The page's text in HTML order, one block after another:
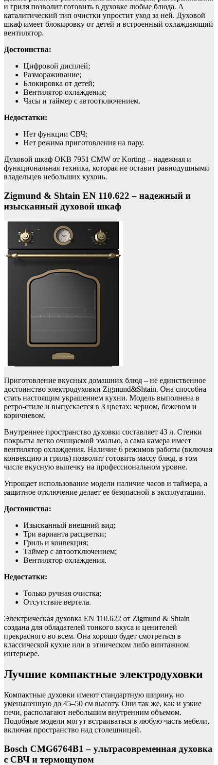
и гриля позволит готовить в духовке любые блюда. А
каталитический тип очистки упростит уход за ней. Духовой
шкаф имеет блокировку от детей и встроенный охлаждающий
вентилятор.
Достоинства:
Цифровой дисплей;
Размораживание;
Блокировка от детей;
Вентилятор охлаждения;
Часы и таймер с автоотключением.
Недостатки:
Нет функции СВЧ;
Нет режима приготовления на пару.
Духовой шкаф OKB 7951 CMW от Korting – надежная и
функциональная техника, которая не оставит равнодушными
владельцев небольших кухонь.
Zigmund & Shtain EN 110.622 – надежный и
изысканный духовой шкаф
Приготовление вкусных домашних блюд – не единственное
достоинство электродуховки Zigmund&Shtain. Она способна
стать настоящим украшением кухни. Модель выполнена в
ретро-стиле и выпускается в 3 цветах: черном, бежевом и
коричневом.
Внутреннее пространство духовки составляет 43 л. Стенки
покрыты легко очищаемой эмалью, а сама камера имеет
вентилятор охлаждения. Наличие 6 режимов работы (включая
конвекцию и гриль) позволит готовить массу блюд, в том
числе вкусную выпечку на профессиональном уровне.
Упрощает использование модели наличие часов и таймера, а
защитное отключение делает ее безопасной в эксплуатации.
Достоинства:
Изысканный внешний вид;
Три варианта расцветки;
Гриль и конвекция;
Таймер с автоотключением;
Вентилятор охлаждения.
Недостатки:
Только ручная очистка;
Отсутствие вертела.
Электрическая духовка EN 110.622 от Zigmund & Shtain
создана для обладателей тонкого вкуса и ценителей
прекрасного во всем. Она хорошо будет смотреться в
классической кухне или в этническом либо винтажном
интерьере.
Лучшие компактные электродуховки
Компактные духовки имеют стандартную ширину, но
уменьшенную до 45–50 см высоту. Они так же, как и узкие
печи, располагают небольшим внутренним объемом.
Подобные модели могут встраиваться в любую часть мебели,
включая пространство над столешницей.
Bosch CMG6764B1 – ультрасовременная духовка
с СВЧ и термощупом